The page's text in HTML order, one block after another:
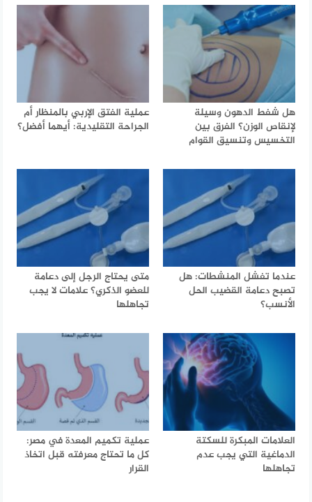
هل شفط الدهون وسيلة
لإنقاص الوزن؟ الفرق بين
التخسيس وتنسيق القوام
عملية الفتق الإربي بالمنظار أم
الجراحة التقليدية: أيهما أفضل؟
عندما تفشل المنشطات: هل
تصبح دعامة القضيب الحل
الأنسب؟
متى يحتاج الرجل إلى دعامة
للعضو الذكري؟ علامات لا يجب
تجاهلها
العلامات المبكرة للسكتة
الدماغية التي يجب عدم
تجاهلها
عملية تكميم المعدة في مصر:
كل ما تحتاج معرفته قبل اتخاذ
القرار